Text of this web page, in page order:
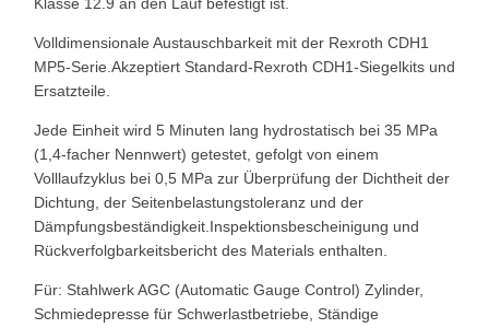
Volldimensionale Austauschbarkeit mit der Rexroth CDH1
MP5-Serie.Akzeptiert Standard-Rexroth CDH1-Siegelkits und
Ersatzteile.
Jede Einheit wird 5 Minuten lang hydrostatisch bei 35 MPa
(1,4-facher Nennwert) getestet, gefolgt von einem
Volllaufzyklus bei 0,5 MPa zur Überprüfung der Dichtheit der
Dichtung, der Seitenbelastungstoleranz und der
Dämpfungsbeständigkeit.Inspektionsbescheinigung und
Rückverfolgbarkeitsbericht des Materials enthalten.
Für: Stahlwerk AGC (Automatic Gauge Control) Zylinder,
Schmiedepresse für Schwerlastbetriebe, Ständige